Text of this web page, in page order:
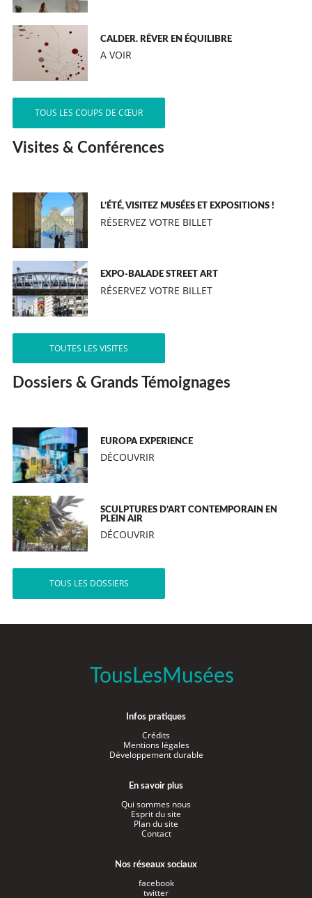
CALDER. RÊVER EN ÉQUILIBRE
A VOIR
TOUS LES COUPS DE CŒUR
Visites & Conférences
L’ÉTÉ, VISITEZ MUSÉES ET EXPOSITIONS !
RÉSERVEZ VOTRE BILLET
EXPO-BALADE STREET ART
RÉSERVEZ VOTRE BILLET
TOUTES LES VISITES
Dossiers & Grands Témoignages
EUROPA EXPERIENCE
DÉCOUVRIR
SCULPTURES D’ART CONTEMPORAIN EN
PLEIN AIR
DÉCOUVRIR
TOUS LES DOSSIERS
TousLesMusées
Infos pratiques
Crédits
Mentions légales
Développement durable
En savoir plus
Qui sommes nous
Esprit du site
Plan du site
Contact
Nos réseaux sociaux
facebook
twitter